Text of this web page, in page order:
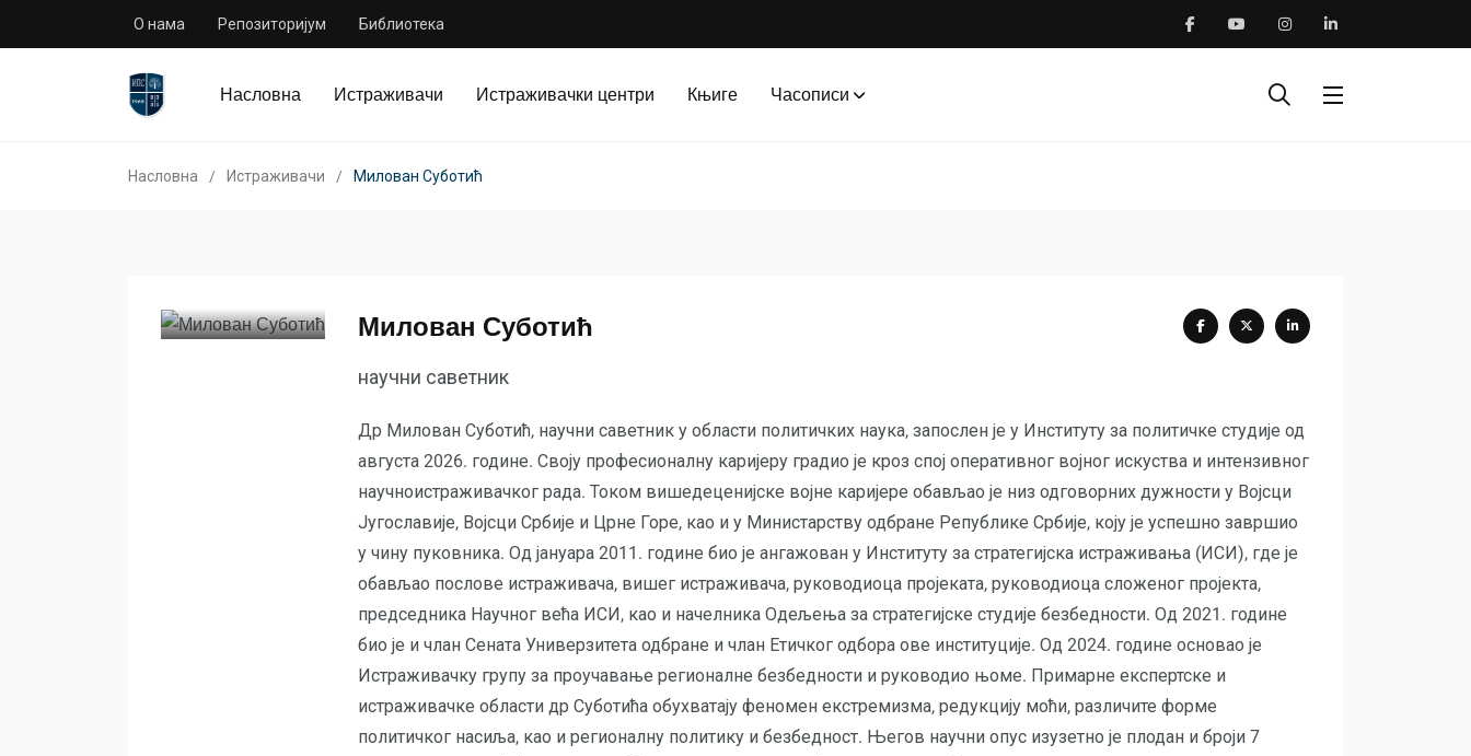
О нама Репозиторијум Библиотека
Насловна Истраживачи Истраживачки центри Књиге Часописи
Насловна Истраживачи Милован Суботић
Милован Суботић
научни саветник
Др Милован Суботић, научни саветник у области политичких наука, запослен је у Институту за политичке студије од
августа 2026. године. Своју професионалну каријеру градио је кроз спој оперативног војног искуства и интензивног
научноистраживачког рада. Током вишедеценијске војне каријере обављао је низ одговорних дужности у Војсци
Југославије, Војсци Србије и Црне Горе, као и у Министарству одбране Републике Србије, коју је успешно завршио
у чину пуковника. Од јануара 2011. године био је ангажован у Институту за стратегијска истраживања (ИСИ), где је
обављао послове истраживача, вишег истраживача, руководиоца пројеката, руководиоца сложеног пројекта,
председника Научног већа ИСИ, као и начелника Одељења за стратегијске студије безбедности. Од 2021. године
био је и члан Сената Универзитета одбране и члан Етичког одбора ове институције. Од 2024. године основао је
Истраживачку групу за проучавање регионалне безбедности и руководио њоме. Примарне експертске и
истраживачке области др Суботића обухватају феномен екстремизма, редукцију моћи, различите форме
политичког насиља, као и регионалну политику и безбедност. Његов научни опус изузетно је плодан и броји 7